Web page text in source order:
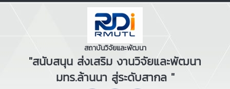
สถาบันวิจัยและพัฒนา
"สนับสนุน ส่งเสริม งานวิจัยและพัฒนา
มทร.ล้านนา สู่ระดับสากล "